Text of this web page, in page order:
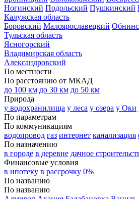
Ногинский Подольский Пушкинский
Калужская область
Боровский Малоярославецкий
Тульская область
Ясногорский
Владимирская область
Александровский
По местности
По расстоянию от МКАД
до 100 км до 30 км до 50 км
Природа
у водохранилища у леса у озера у Оки
По параметрам
По коммуникациям
водопровод газ интернет канализация
По назначению
в городе в деревне дачное
Финансовые условия
в ипотеку в рассрочку 0%
По названию
По названию